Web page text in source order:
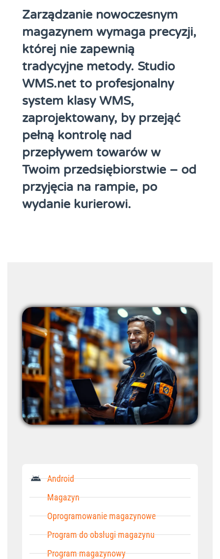
Zarządzanie nowoczesnym
magazynem wymaga precyzji,
której nie zapewnią
tradycyjne metody. Studio
WMS.net to profesjonalny
system klasy WMS,
zaprojektowany, by przejąć
pełną kontrolę nad
przepływem towarów w
Twoim przedsiębiorstwie – od
przyjęcia na rampie, po
wydanie kurierowi.
Android
Magazyn
Oprogramowanie magazynowe
Program do obsługi magazynu
Program magazynowy